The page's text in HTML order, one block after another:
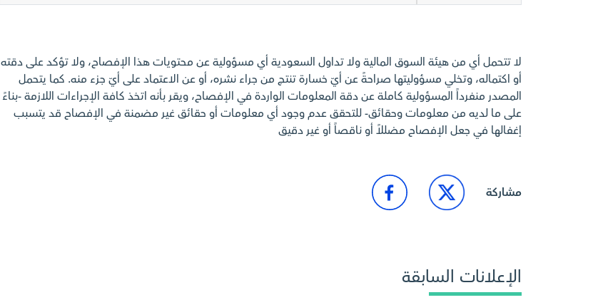
لا تتحمل أي من هيئة السوق المالية ولا تداول السعودية أي مسؤولية عن محتويات هذا الإفصاح، ولا تؤكد على دقته
أو اكتماله، وتخلي مسؤوليتها صراحةً عن أيّ خسارة تنتج من جراء نشره، أو عن الاعتماد على أيّ جزء منه. كما يتحمل
المصدر منفرداً المسؤولية كاملة عن دقة المعلومات الواردة في الإفصاح، ويقر بأنه اتخذ كافة الإجراءات اللازمة -بناءً
على ما لديه من معلومات وحقائق- للتحقق عدم وجود أي معلومات أو حقائق غير مضمنة في الإفصاح قد يتسبب
إغفالها في جعل الإفصاح مضللاً أو ناقصاً أو غير دقيق
مشاركة
الإعلانات السابقة